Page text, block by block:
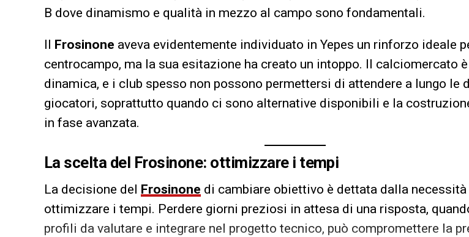
B dove dinamismo e qualità in mezzo al campo sono fondamentali.
Il Frosinone aveva evidentemente individuato in Yepes un rinforzo ideale
centrocampo, ma la sua esitazione ha creato un intoppo. Il calciomercato è
dinamica, e i club spesso non possono permettersi di attendere a lungo le
giocatori, soprattutto quando ci sono alternative disponibili e la
in fase avanzata.
La scelta del Frosinone: ottimizzare i tempi
La decisione del Frosinone di cambiare obiettivo è dettata dalla necessità
ottimizzare i tempi. Perdere giorni preziosi in attesa di una risposta,
profili da valutare e integrare nel progetto tecnico, può compromettere la